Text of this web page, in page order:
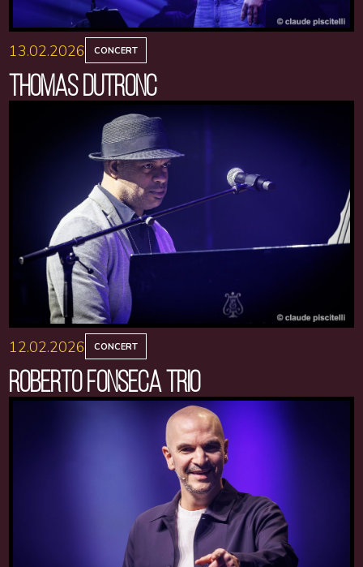
13.02.2026 CONCERT
THOMAS DUTRONC
12.02.2026 CONCERT
ROBERTO FONSECA TRIO